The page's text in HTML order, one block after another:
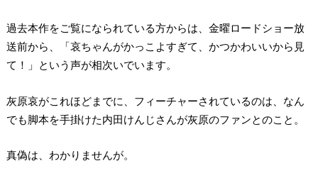
過去本作をご覧になられている方からは、金曜ロードショー放
送前から、「哀ちゃんがかっこよすぎて、かつかわいいから見
て！」という声が相次いでいます。
灰原哀がこれほどまでに、フィーチャーされているのは、なん
でも脚本を手掛けた内田けんじさんが灰原のファンとのこと。
真偽は、わかりませんが。